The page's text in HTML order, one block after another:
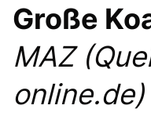
Große
MAZ
online.de)